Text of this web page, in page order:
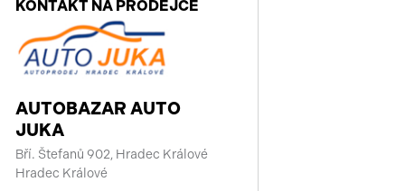
KONTAKT NA PRODEJCE
AUTOBAZAR AUTO
JUKA
Bří. Štefanů 902, Hradec Králové
Hradec Králové